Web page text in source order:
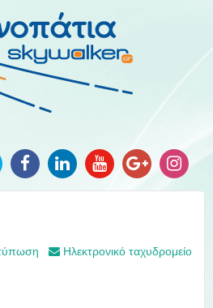
Καινοτομίας
Τοπικής Ανάπτυξης
Ηλεκτρονικό ταχυδρομείο